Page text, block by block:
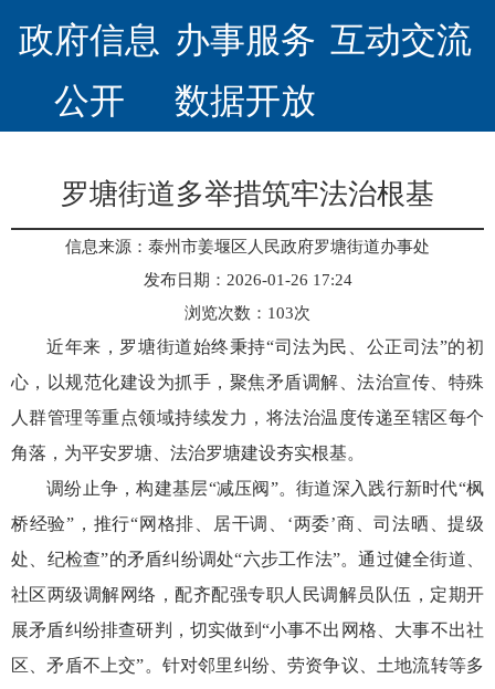
政府信息
公开
办事服务 互动交流
数据开放
罗塘街道多举措筑牢法治根基
信息来源：泰州市姜堰区人民政府罗塘街道办事处
发布日期：2026-01-26 17:24
浏览次数： 103次
近年来，罗塘街道始终秉持“司法为民、公正司法”的初
心，以规范化建设为抓手，聚焦矛盾调解、法治宣传、特殊
人群管理等重点领域持续发力，将法治温度传递至辖区每个
角落，为平安罗塘、法治罗塘建设夯实根基。
调纷止争，构建基层“减压阀”。街道深入践行新时代“枫
桥经验”，推行“网格排、居干调、‘两委’商、司法晒、提级
处、纪检查”的矛盾纠纷调处“六步工作法”。通过健全街道、
社区两级调解网络，配齐配强专职人民调解员队伍，定期开
展矛盾纠纷排查研判，切实做到“小事不出网格、大事不出社
区、矛盾不上交”。针对邻里纠纷、劳资争议、土地流转等多